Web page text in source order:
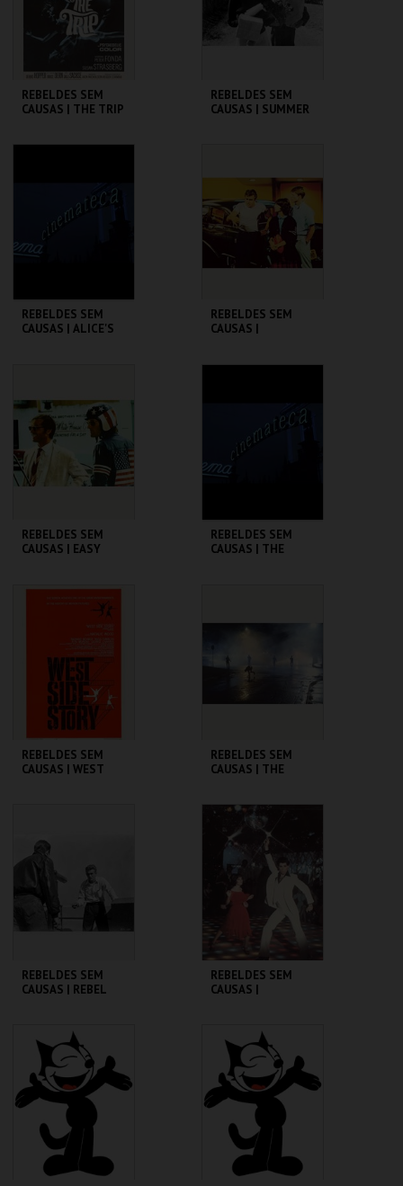
COMPRAR COMPRAR
REBELDES SEM
CAUSAS | THE TRIP
MAIS INFO
REBELDES SEM
CAUSAS | SUMMER
MAIS INFO
COMPRAR
REBELDES SEM
CAUSAS | ALICE'S
MAIS INFO
COMPRAR
REBELDES SEM
CAUSAS |
MAIS INFO
REBELDES SEM
CAUSAS | EASY
CINEMATECA
COMPRAR
REBELDES SEM
CAUSAS | THE
REBELDES SEM
CAUSAS | WEST
MAIS INFO
COMPRAR
REBELDES SEM
CAUSAS | THE
CINEMATECA
MAIS INFO
COMPRAR
REBELDES SEM
CAUSAS | REBEL
CINEMATECA
MAIS INFO
COMPRAR
REBELDES SEM
CAUSAS |
CINEMATECA
MAIS INFO
COMPRAR